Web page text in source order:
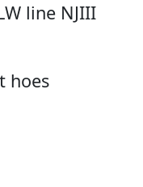
line NJIII
hoes